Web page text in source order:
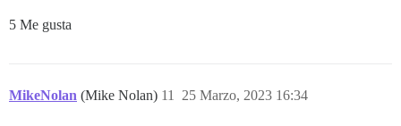
5 Me gusta
MikeNolan (Mike Nolan) 25 Marzo, 2023 16:34
11